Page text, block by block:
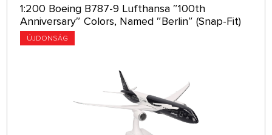
1:200 Boeing B787-9 Lufthansa ″100th
Anniversary″ Colors, Named ″Berlin″ (Snap-Fit)
ÚJDONSÁG